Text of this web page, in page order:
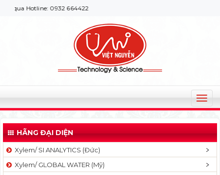
Hotline: 0932 664422
T
o
g
l
HÃNG ĐẠI DIỆN
Xylem/ SI ANALYTICS (Đức)
Xylem/ GLOBAL WATER (Mỹ)